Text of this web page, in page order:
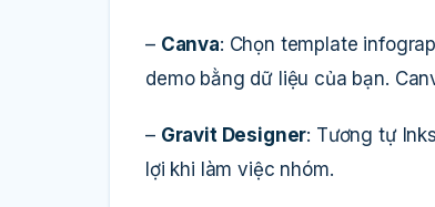
– Canva: Chọn template
demo bằng dữ liệu của bạn.
– Gravit Designer: Tương tự
lợi khi làm việc nhóm.